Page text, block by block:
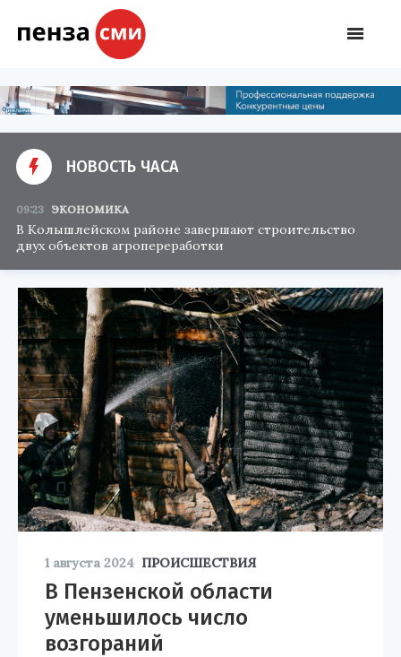
НОВОСТЬ ЧАСА
09:23 ЭКОНОМИКА
В Колышлейском районе завершают строительство
двух объектов агропереработки
1 августа 2024 ПРОИСШЕСТВИЯ
В Пензенской области
уменьшилось число
возгораний